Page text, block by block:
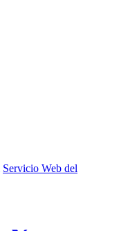
Servicio Web del